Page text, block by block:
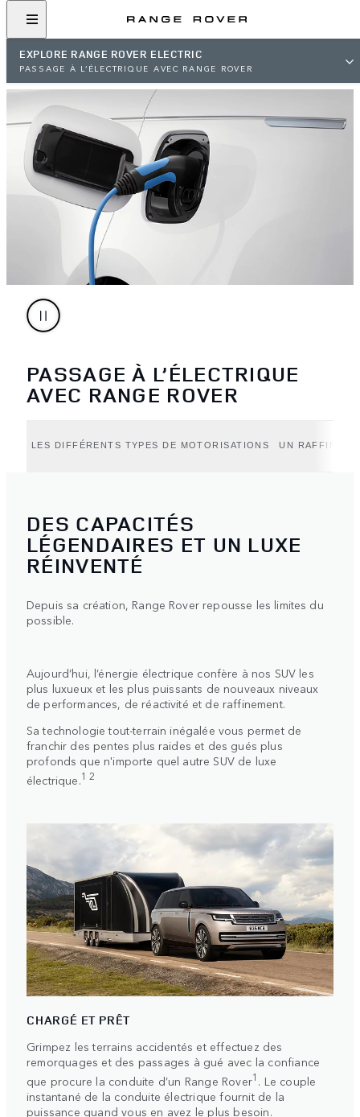
EXPLORE RANGE ROVER ELECTRIC
PASSAGE À L’ÉLECTRIQUE AVEC RANGE ROVER
PASSAGE À L’ÉLECTRIQUE
AVEC RANGE ROVER
LES DIFFÉRENTS TYPES DE MOTORISATIONS UN
DES CAPACITÉS
LÉGENDAIRES ET UN LUXE
RÉINVENTÉ
Depuis sa création, Range Rover repousse les limites du
possible.
Aujourd’hui, l’énergie électrique confère à nos SUV les
plus luxueux et les plus puissants de nouveaux niveaux
de performances, de réactivité et de raffinement.
Sa technologie tout-terrain inégalée vous permet de
franchir des pentes plus raides et des gués plus
profonds que n'importe quel autre SUV de luxe
électrique.1 2
CHARGÉ ET PRÊT
Grimpez les terrains accidentés et effectuez des
remorquages et des passages à gué avec la confiance
que procure la conduite d’un Range Rover1 . Le couple
instantané de la conduite électrique fournit de la
puissance quand vous en avez le plus besoin.